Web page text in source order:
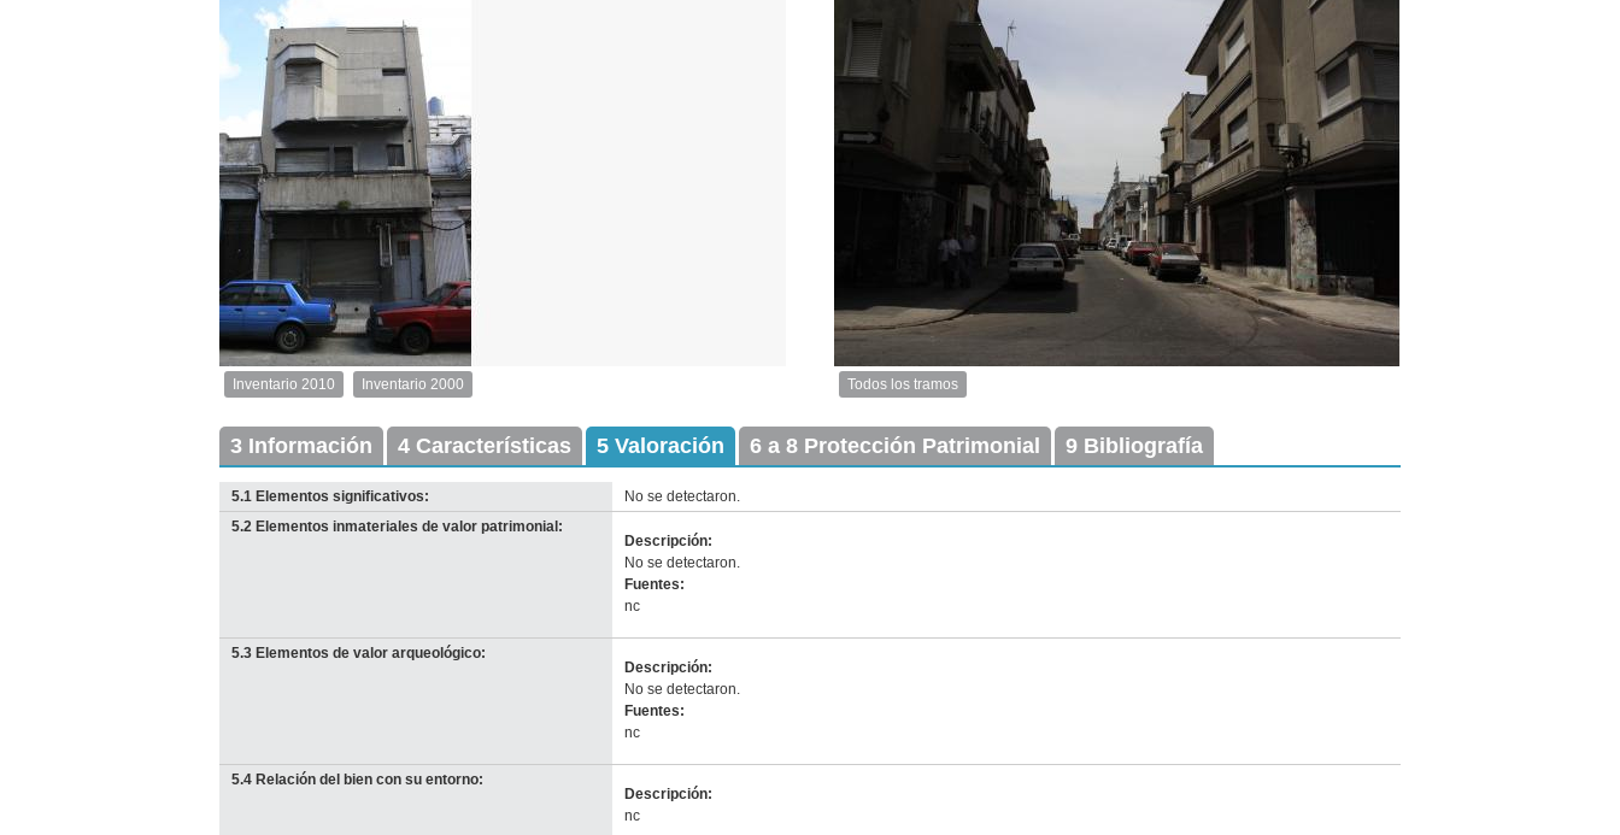
Inventario
Exterior
Descargar
imagen
original
Inventario 2010
1de1
Inventario 2000
Imagen
tramo:
Maciel
Todos los tramos
3 Información 4 Características 5 Valoración 6 a 8 Protección Patrimonial 9 Bibliografía
5.1 Elementos significativos:
No se detectaron.
5.2 Elementos inmateriales de valor patrimonial:
Descripción:
No se detectaron.
Fuentes:
nc
5.3 Elementos de valor arqueológico:
Descripción:
No se detectaron.
Fuentes:
nc
5.4 Relación del bien con su entorno:
Descripción:
nc